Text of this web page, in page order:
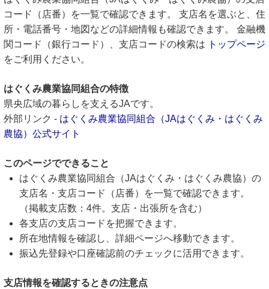
コード（店番）を一覧で確認できます。 支店名を選ぶと、住
所・電話番号・地図などの詳細情報も確認できます。 金融機
関コード（銀行コード）、支店コードの検索は
トップページ
をご利用ください。
はぐくみ農業協同組合の特徴
県央広域の暮らしを支えるJAです。
外部リンク - はぐくみ農業協同組合（JAはぐくみ・はぐくみ
農協）公式サイト
このページでできること
はぐくみ農業協同組合（JAはぐくみ・はぐくみ農協）の
支店名・支店コード（店番）を一覧で確認できます。
（掲載支店数：4件。支店・出張所を含む）
各支店の支店コードを把握できます。
所在地情報を確認し、詳細ページへ移動できます。
振込先登録や口座確認前のチェックに活用できます。
支店情報を確認するときの注意点